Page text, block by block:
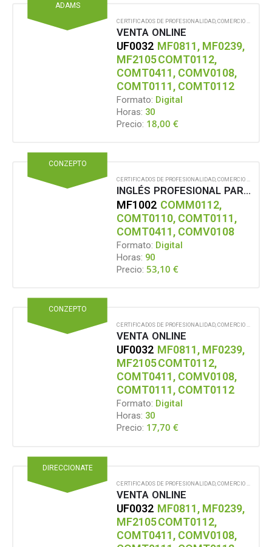
ADAMS
CERTIFICADOS DE PROFESIONALIDAD COMERCIO Y MARKETING
VENTA ONLINE
UF0032 MF0811, MF0239,
MF2105COMT0112,
COMT0411, COMV0108,
COMT0111, COMT0112
Formato: Digital
Horas: 30
Precio: 18,00€
CONZEPTO
CERTIFICADOS DE PROFESIONALIDAD,COMERCIO Y MARKETING
INGLÉS PROFESIONAL PARA ACTIVIDADES COMERCIALES
MF1002 COMM0112,
COMT0110, COMT0111,
COMT0411, COMV0108
Formato: Digital
Horas: 90
Precio: 53,10€
CONZEPTO
CERTIFICADOS DE PROFESIONALIDAD COMERCIO Y MARKETING
VENTA ONLINE
UF0032 MF0811, MF0239,
MF2105COMT0112,
COMT0411, COMV0108,
COMT0111, COMT0112
Formato: Digital
Horas: 30
Precio: 17,70€
DIRECCIONATE
CERTIFICADOS DE PROFESIONALIDAD COMERCIO Y MARKETING
VENTA ONLINE
UF0032 MF0811, MF0239,
MF2105COMT0112,
COMT0411, COMV0108,